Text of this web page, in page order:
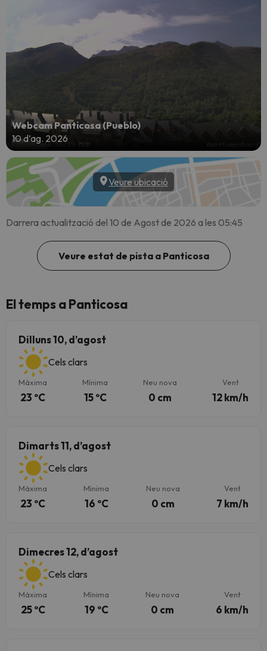
Webcam Panticosa (Pueblo)
10 d’ag. 2026
Veure ubicació
Darrera actualització del 10 de Agost de 2026 a les 05:45
Veure estat de pista a Panticosa
El temps a Panticosa
Dilluns 10, d’agost
Cels clars
Màxima
23 ºC
Mínima
15 ºC
Neu nova
0 cm
Vent
12 km/h
Dimarts 11, d’agost
Cels clars
Màxima
23 ºC
Mínima
16 ºC
Neu nova
0 cm
Vent
7 km/h
Dimecres 12, d’agost
Cels clars
Màxima
25 ºC
Mínima
19 ºC
Neu nova
0 cm
Vent
6 km/h